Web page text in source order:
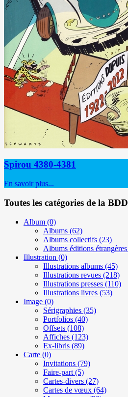
Spirou 4380-4381
En savoir plus...
Toutes les catégories de la BDD
Album (0)
Albums (62)
Albums collectifs (23)
Albums éditions étrangères
Illustration (0)
Illustrations albums (45)
Illustrations revues (218)
Illustrations presses (110)
Illustrations livres (53)
Image (0)
Sérigraphies (35)
Portfolios (40)
Offsets (108)
Affiches (123)
Ex-libris (89)
Carte (0)
Invitations (79)
Faire-part (5)
Cartes-divers (27)
Cartes de vœux (64)